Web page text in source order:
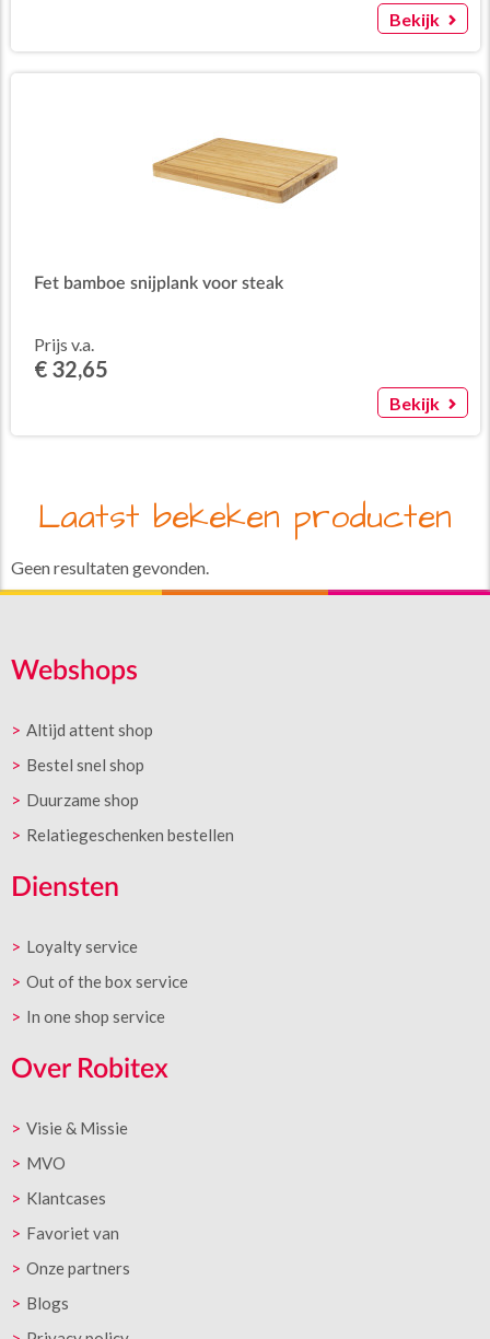
Bekijk
Fet bamboe snijplank voor steak
Prijs v.a.
€ 32,65
Bekijk
Laatst bekeken producten
Geen resultaten gevonden.
Webshops
Altijd attent shop
Bestel snel shop
Duurzame shop
Relatiegeschenken bestellen
Diensten
Loyalty service
Out of the box service
In one shop service
Over Robitex
Visie & Missie
MVO
Klantcases
Favoriet van
Onze partners
Blogs